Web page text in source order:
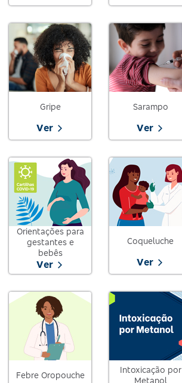
Gripe
Ver
Sarampo
Ver
Orientações para
gestantes e
bebês
Ver
Coqueluche
Ver
Febre Oropouche
Intoxicação por
Metanol